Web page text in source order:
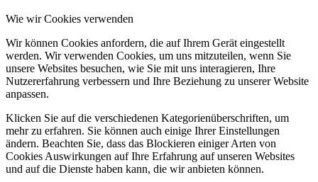
Wie wir Cookies verwenden
Wir können Cookies anfordern, die auf Ihrem Gerät eingestellt
werden. Wir verwenden Cookies, um uns mitzuteilen, wenn Sie
unsere Websites besuchen, wie Sie mit uns interagieren, Ihre
Nutzererfahrung verbessern und Ihre Beziehung zu unserer Website
anpassen.
Klicken Sie auf die verschiedenen Kategorienüberschriften, um
mehr zu erfahren. Sie können auch einige Ihrer Einstellungen
ändern. Beachten Sie, dass das Blockieren einiger Arten von
Cookies Auswirkungen auf Ihre Erfahrung auf unseren Websites
und auf die Dienste haben kann, die wir anbieten können.